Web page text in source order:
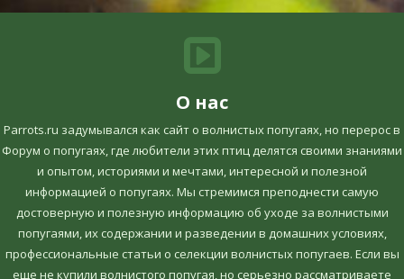
О нас
Parrots.ru задумывался как сайт о волнистых попугаях, но перерос в
Форум о попугаях, где любители этих птиц делятся своими знаниями
и опытом, историями и мечтами, интересной и полезной
информацией о попугаях. Мы стремимся преподнести самую
достоверную и полезную информацию об уходе за волнистыми
попугаями, их содержании и разведении в домашних условиях,
профессиональные статьи о селекции волнистых попугаев. Если вы
еще не купили волнистого попугая, но серьезно рассматриваете